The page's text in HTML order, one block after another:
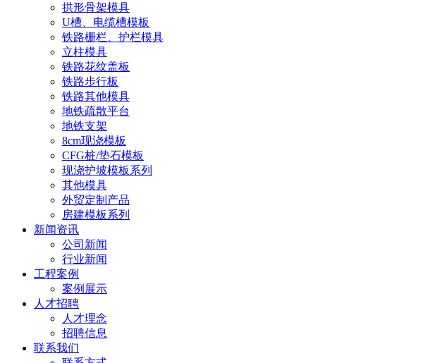
拱形骨架模具
U槽、电缆槽模板
铁路栅栏、护栏模具
立柱模具
铁路花纹盖板
铁路步行板
铁路其他模具
地铁疏散平台
地铁支架
8cm现浇模板
CFG桩/垫石模板
现浇护坡模板系列
其他模具
外贸定制产品
房建模板系列
新闻资讯
公司新闻
行业新闻
工程案例
案例展示
人才招聘
人才理念
招聘信息
联系我们